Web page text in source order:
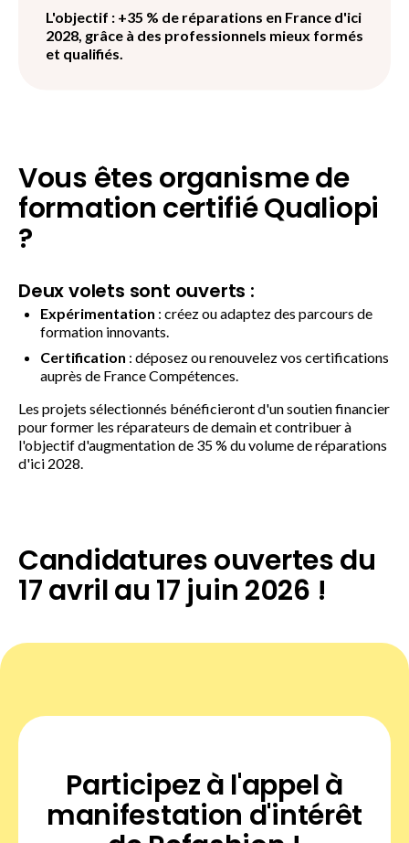
L'objectif : +35 % de réparations en France d'ici
2028, grâce à des professionnels mieux formés
et qualifiés.
Vous êtes organisme de
formation certifié Qualiopi
?
Deux volets sont ouverts :
Expérimentation : créez ou adaptez des parcours de
formation innovants.
Certification : déposez ou renouvelez vos certifications
auprès de France Compétences.
Les projets sélectionnés bénéficieront d'un soutien financier
pour former les réparateurs de demain et contribuer à
l'objectif d'augmentation de 35 % du volume de réparations
d'ici 2028.
Candidatures ouvertes du
17 avril au 17 juin 2026 !
Participez à l'appel à
manifestation d'intérêt